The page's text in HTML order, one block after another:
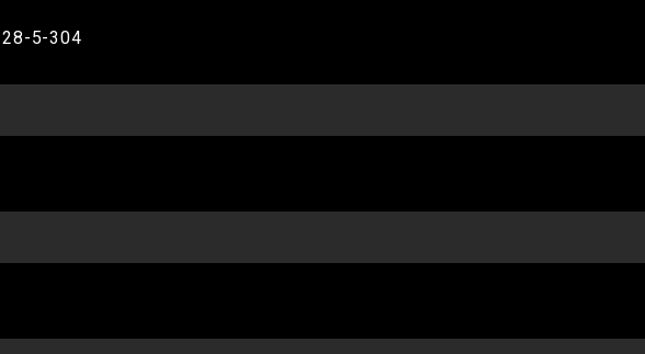
28-5-304